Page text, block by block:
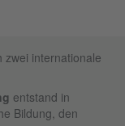
zwei internationale
entstand in
Bildung, den